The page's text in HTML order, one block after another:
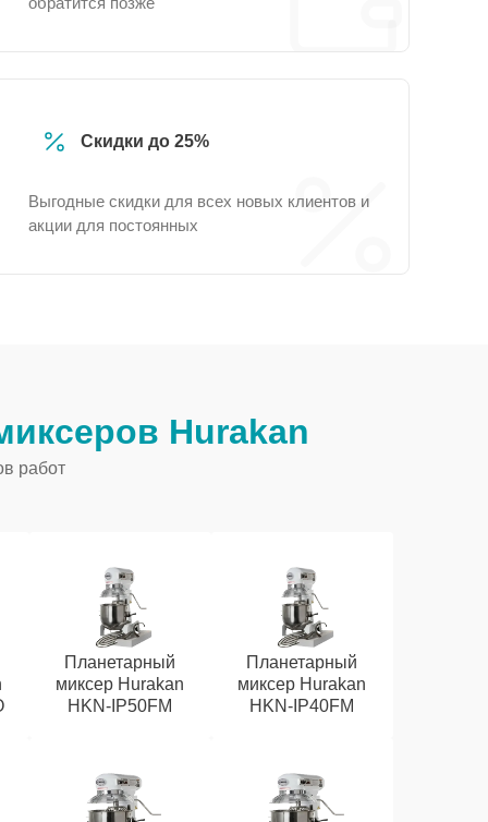
Скидки до 25%
Выгодные скидки для всех новых клиентов и
акции для постоянных
Hurakan
работ
Планетарный
миксер Hurakan
HKN-IP50FM
Планетарный
миксер Hurakan
HKN-IP40FM